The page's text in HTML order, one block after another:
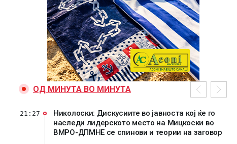
ОД МИНУТА ВО МИНУТА
Николоски: Дискусиите во јавноста кој ќе го
наследи лидерското место на Мицкоски во
ВМРО-ДПМНЕ се спинови и теории на заговор
21:27